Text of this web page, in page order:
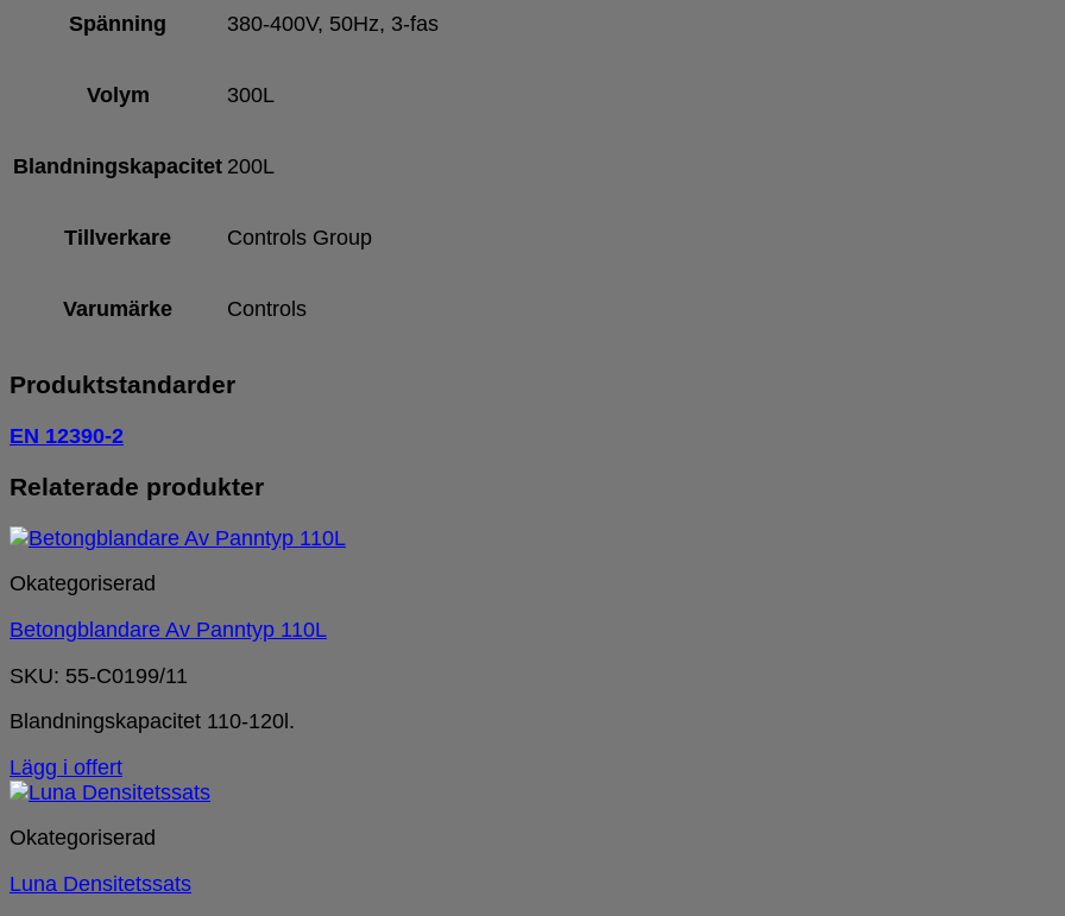
Spänning 380-400V, 50Hz, 3-fas
Volym 300L
Blandningskapacitet 200L
Tillverkare Controls Group
Varumärke Controls
Produktstandarder
EN 12390-2
Relaterade produkter
Okategoriserad
Betongblandare Av Panntyp 110L
SKU: 55-C0199/11
Blandningskapacitet 110-120l.
Lägg i offert
Okategoriserad
Luna Densitetssats